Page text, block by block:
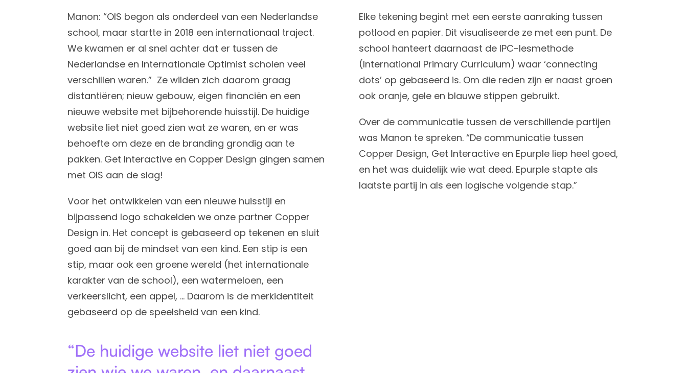
Manon: “OIS begon als onderdeel van een Nederlandse
school, maar startte in 2018 een internationaal traject.
We kwamen er al snel achter dat er tussen de
Nederlandse en Internationale Optimist scholen veel
verschillen waren.” Ze wilden zich daarom graag
distantiëren; nieuw gebouw, eigen financiën en een
nieuwe website met bijbehorende huisstijl. De huidige
website liet niet goed zien wat ze waren, en er was
behoefte om deze en de branding grondig aan te
pakken. Get Interactive en Copper Design gingen samen
met OIS aan de slag!
Voor het ontwikkelen van een nieuwe huisstijl en
bijpassend logo schakelden we onze partner Copper
Design in. Het concept is gebaseerd op tekenen en sluit
goed aan bij de mindset van een kind. Een stip is een
stip, maar ook een groene wereld (het internationale
karakter van de school), een watermeloen, een
verkeerslicht, een appel, … Daarom is de merkidentiteit
gebaseerd op de speelsheid van een kind.
“De huidige website liet niet goed
Elke tekening begint met een eerste aanraking tussen
potlood en papier. Dit visualiseerde ze met een punt. De
school hanteert daarnaast de IPC-lesmethode
(International Primary Curriculum) waar ‘connecting
dots’ op gebaseerd is. Om die reden zijn er naast groen
ook oranje, gele en blauwe stippen gebruikt.
Over de communicatie tussen de verschillende partijen
was Manon te spreken. “De communicatie tussen
Copper Design, Get Interactive en Epurple liep heel goed,
en het was duidelijk wie wat deed. Epurple stapte als
laatste partij in als een logische volgende stap.”